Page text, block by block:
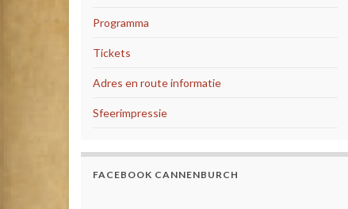
Programma
Tickets
Adres en route informatie
Sfeerimpressie
FACEBOOK CANNENBURCH